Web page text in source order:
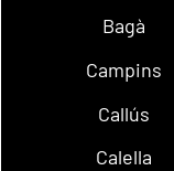
Bagà
Campins
Callús
Calella